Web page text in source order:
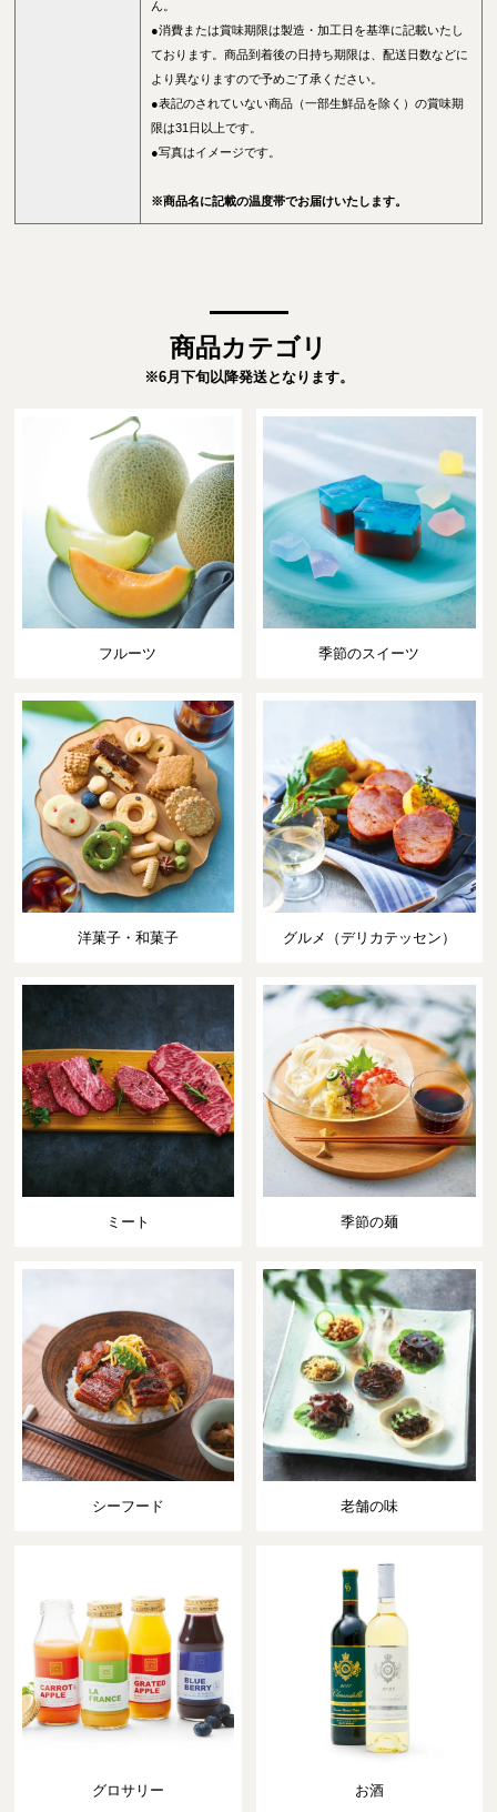
ん。
●消費または賞味期限は製造・加工日を基準に記載いたし
ております。商品到着後の日持ち期限は、配送日数などに
より異なりますので予めご了承ください。
●表記のされていない商品（一部生鮮品を除く）の賞味期
限は31日以上です。
●写真はイメージです。
※商品名に記載の温度帯でお届けいたします。
商品カテゴリ
※6月下旬以降発送となります。
フルーツ 季節のスイーツ
洋菓子・和菓子 グルメ（デリカテッセン）
ミート 季節の麺
シーフード 老舗の味
グロサリー お酒